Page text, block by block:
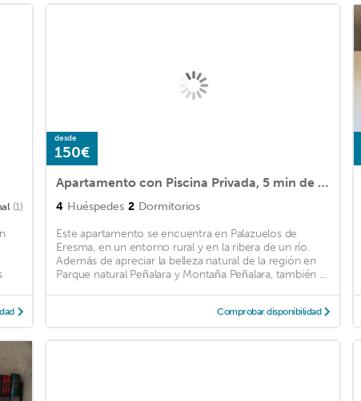
(1)
desde
150€
Apartamento con Piscina Privada, 5 min de Segovia!
4 Huéspedes 2 Dormitorios
Este apartamento se encuentra en Palazuelos de
Eresma, en un entorno rural y en la ribera de un río.
Además de apreciar la belleza natural de la región en
Parque natural Peñalara y Montaña Peñalara, también ...
Comprobar disponibilidad